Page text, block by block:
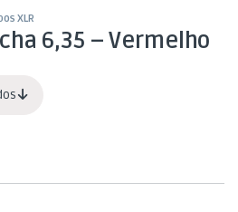
XLR
6,35 – Vermelho